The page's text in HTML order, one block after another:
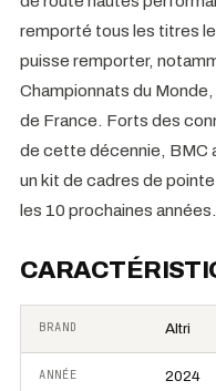
remporté tous les titres
puisse remporter,
Championnats du
de France. Forts des
de cette décennie, BMC
un kit de cadres de
les 10 prochaines
BRAND Altri
ANNÉE 2024